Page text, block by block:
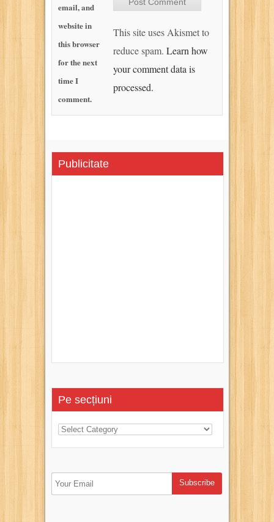
email, and
website in
this browser
for the next
time I
comment.
This site uses Akismet to
reduce spam. Learn how
your comment data is
processed.
Publicitate
Pe secțiuni